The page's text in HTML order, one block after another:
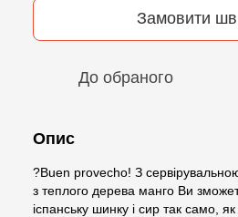
Замовити
До обраного
Опис
?Buen provecho! З
з теплого дерева манго Ви
іспанську шинку і сир так само,